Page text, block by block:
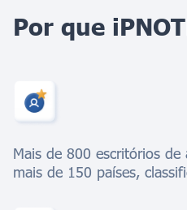
Por que
Mais de 800 escritórios de
mais de 150 países,